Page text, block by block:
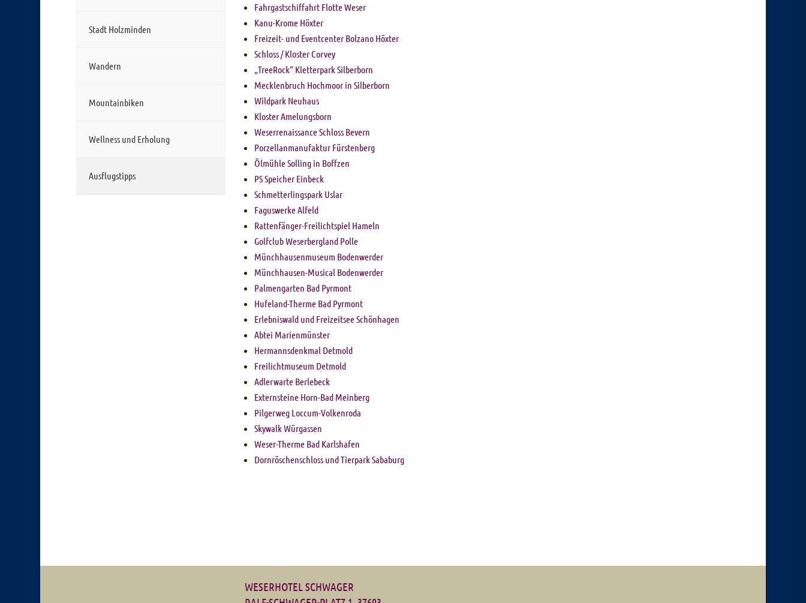
Stadt Holzminden
Wandern
Mountainbiken
Wellness und Erholung
Ausflugstipps
Fahrgastschiffahrt Flotte Weser
Kanu-Krome Höxter
Freizeit- und Eventcenter Bolzano Höxter
Schloss / Kloster Corvey
„TreeRock“ Kletterpark Silberborn
Mecklenbruch Hochmoor in Silberborn
Wildpark Neuhaus
Kloster Amelungsborn
Weserrenaissance Schloss Bevern
Porzellanmanufaktur Fürstenberg
Ölmühle Solling in Boffzen
PS Speicher Einbeck
Schmetterlingspark Uslar
Faguswerke Alfeld
Rattenfänger-Freilichtspiel Hameln
Golfclub Weserbergland Polle
Münchhausenmuseum Bodenwerder
Münchhausen-Musical Bodenwerder
Palmengarten Bad Pyrmont
Hufeland-Therme Bad Pyrmont
Erlebniswald und Freizeitsee Schönhagen
Abtei Marienmünster
Hermannsdenkmal Detmold
Freilichtmuseum Detmold
Adlerwarte Berlebeck
Externsteine Horn-Bad Meinberg
Pilgerweg Loccum-Volkenroda
Skywalk Würgassen
Weser-Therme Bad Karlshafen
Dornröschenschloss und Tierpark Sababurg
WESERHOTEL SCHWAGER